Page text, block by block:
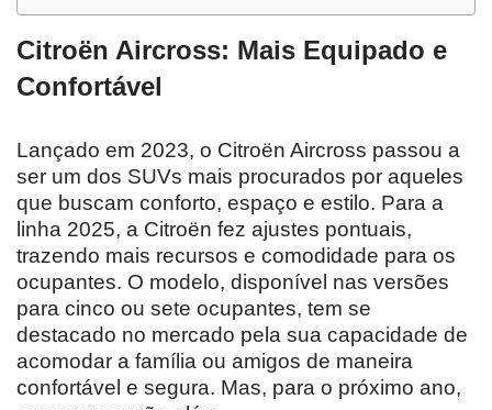
Citroën Aircross: Mais Equipado e
Confortável
Lançado em 2023, o Citroën Aircross passou a
ser um dos SUVs mais procurados por aqueles
que buscam conforto, espaço e estilo. Para a
linha 2025, a Citroën fez ajustes pontuais,
trazendo mais recursos e comodidade para os
ocupantes. O modelo, disponível nas versões
para cinco ou sete ocupantes, tem se
destacado no mercado pela sua capacidade de
acomodar a família ou amigos de maneira
confortável e segura. Mas, para o próximo ano,